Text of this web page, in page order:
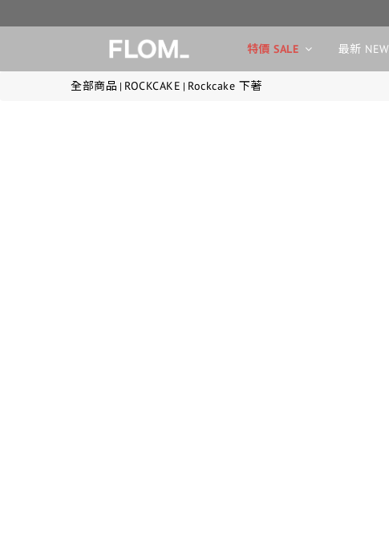
特價 SALE 最新 NEW
全部商品 | ROCKCAKE | Rockcake 下著